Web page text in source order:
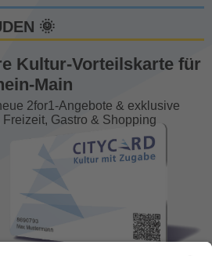
🌞
Kultur-Vorteils­karte für
Main
2for1-Angebote & exklusive
Gastro & Shopping